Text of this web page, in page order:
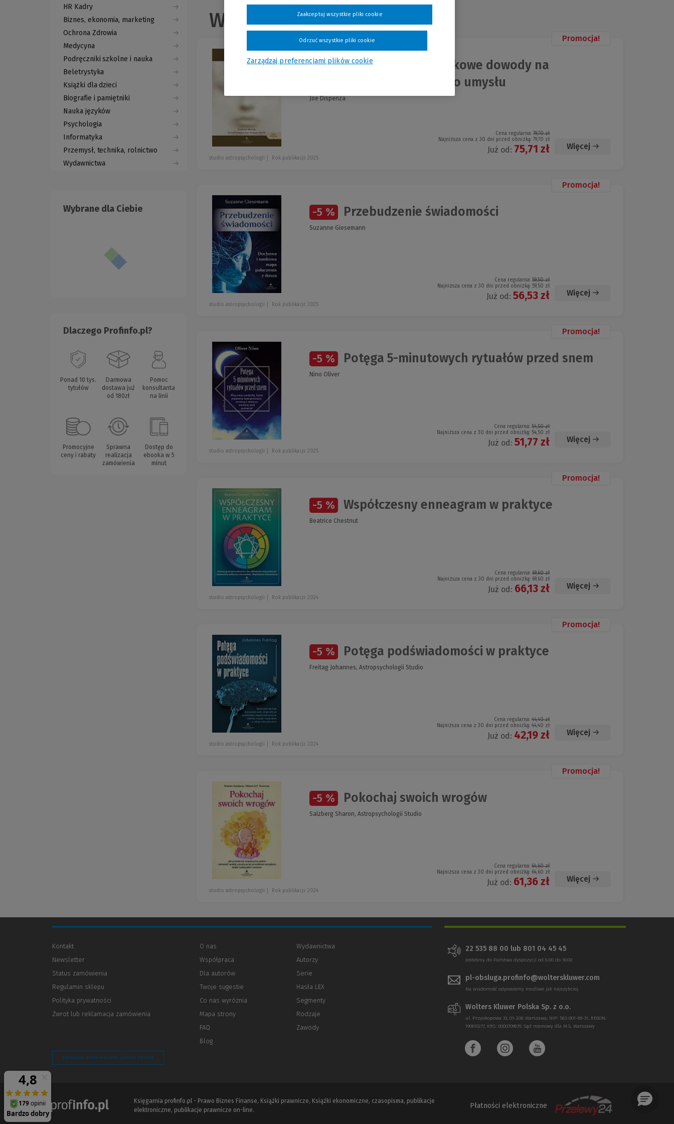
HR Kadry
Biznes, ekonomia, marketing
Ochrona Zdrowia
Medycyna
Podręczniki szkolne i nauka
Beletrystyka
Książki dla dzieci
Biografie i pamiętniki
Nauka języków
Psychologia
Informatyka
Przemysł, technika, rolnictwo
Wydawnictwa
Wybrane dla Ciebie
Dlaczego Profinfo.pl?
Ponad 10 tys.
tytułów
Darmowa
dostawa już
od 180zł
Pomoc
konsultanta
na linii
Promocyjne
ceny i rabaty
Sprawna
realizacja
zamówienia
Dostęp do
ebooka w 5
minut
Wszystkie produkty
Promocja!
-5 % Efekt placebo. Naukowe dowody na
uzdrawiającą moc twojego umysłu
Joe Dispenza
Cena regularna: 79,70 zł
Najniższa cena z 30 dni przed obniżką: 79,70 zł
Już od: 75,71 zł Więcej
studio astropsychologii Rok publikacji: 2025
Promocja!
-5 % Przebudzenie świadomości
Suzanne Giesemann
Cena regularna: 59,50 zł
Najniższa cena z 30 dni przed obniżką: 59,50 zł
Już od: 56,53 zł Więcej
studio astropsychologii Rok publikacji: 2025
Promocja!
-5 % Potęga 5-minutowych rytuałów przed snem
Nino Oliver
Cena regularna: 54,50 zł
Najniższa cena z 30 dni przed obniżką: 54,50 zł
Już od: 51,77 zł Więcej
studio astropsychologii Rok publikacji: 2025
Promocja!
-5 % Współczesny enneagram w praktyce
Beatrice Chestnut
Cena regularna: 69,60 zł
Najniższa cena z 30 dni przed obniżką: 69,60 zł
Już od: 66,13 zł Więcej
studio astropsychologii Rok publikacji: 2024
Promocja!
-5 % Potęga podświadomości w praktyce
Freitag Johannes, Astropsychologii Studio
Cena regularna: 44,40 zł
Najniższa cena z 30 dni przed obniżką: 44,40 zł
Już od: 42,19 zł Więcej
studio astropsychologii Rok publikacji: 2024
Promocja!
-5 % Pokochaj swoich wrogów
Salzberg Sharon, Astropsychologii Studio
Cena regularna: 64,60 zł
Najniższa cena z 30 dni przed obniżką: 64,60 zł
Już od: 61,36 zł Więcej
studio astropsychologii Rok publikacji: 2024
Kontakt
Newsletter
Status zamówienia
Regulamin sklepu
Polityka prywatności
innej
Zwrot lub reklamacja zamówienia
O nas
Współpraca
Dla autorów
innej
strony)
Twoje sugestie
Co nas wyróżnia
Mapa strony
FAQ
Blog
Wydawnictwa
Autorzy
Serie
Hasła LEX
Segmenty
Rodzaje
Zawody
Zarządzaj preferencjami plików cookie
22 535 88 00 lub 801 04 45 45
Jesteśmy do Państwa dyspozycji od 8:00 do 16:00
pl-obsluga.profinfo@wolterskluwer.com
Na wiadomość odpowiemy możliwe jak najszybciej.
Wolters Kluwer Polska Sp. z o.o.
ul. Przyokopowa 33, 01-208 Warszawa; NIP: 583-001-89-31, REGON:
190610277, KRS: 0000709879, Sąd rejonowy dla M.S. Warszawy
Księgarnia profinfo.pl - Prawo Biznes Finanse, Książki prawnicze, Książki ekonomiczne, czasopisma, publikacje
elektroniczne, publikacje prawnicze on-line.
Płatności elektroniczne
(Nowe
(Link
Zarządzaj preferencjami plików cookie
Odrzuć wszystkie pliki cookie
Zaakceptuj wszystkie pliki cookie